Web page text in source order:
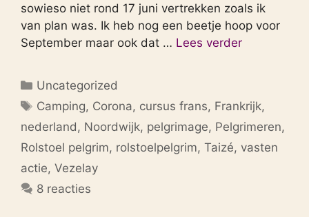
sowieso niet rond 17 juni vertrekken zoals ik
van plan was. Ik heb nog een beetje hoop voor
September maar ook dat … Lees verder
Categorieën
Uncategorized
Tags
Camping, Corona, cursus frans, Frankrijk,
nederland , Noordwijk, pelgrimage, Pelgrimeren,
Rolstoel pelgrim, rolstoelpelgrim, Taizé, vasten
actie, Vezelay
8 reacties